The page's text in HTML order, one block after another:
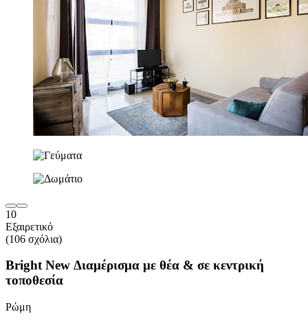
10
Εξαιρετικό
(106 σχόλια)
Bright New Διαμέρισμα με θέα & σε κεντρική
τοποθεσία
Ρώμη